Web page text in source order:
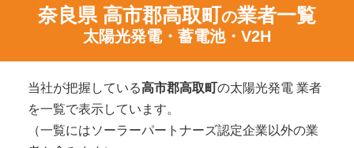
奈良県 高市郡高取町の業者一覧
太陽光発電・蓄電池・V2H
当社が把握している高市郡高取町の太陽光発電 業者
を一覧で表示しています。
（一覧にはソーラーパートナーズ認定企業以外の業